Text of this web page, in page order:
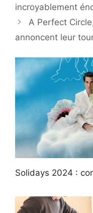
incroyablement
A Perfect
annoncent leur
Solidays 2024 :